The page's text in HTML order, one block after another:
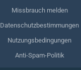
Missbrauch melden
Datenschutzbestimmungen
Nutzungsbedingungen
Anti-Spam-Politik